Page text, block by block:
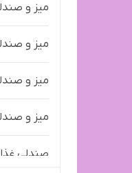
میز و
میز و
میز و
میز و
صندلی